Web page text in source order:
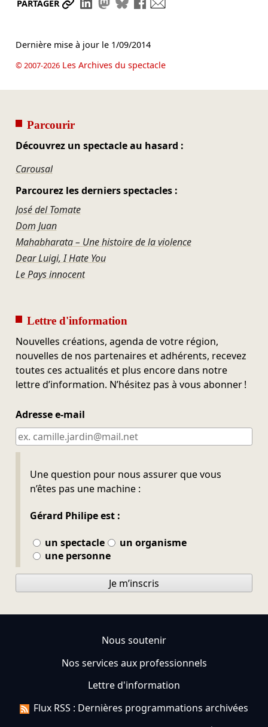
PARTAGER Partager le lien
Partager sur LinkedIn
Partager sur Mastodon
Partager sur Bluesky
Partager sur Facebook
Dernière mise à jour le 1/09/2014
© 2007-2026Les Archives du spectacle
Parcourir
Découvrez un spectacle au hasard :
Carousal
Parcourez les derniers spectacles :
José del Tomate
Dom Juan
Mahabharata – Une histoire de la violence
Dear Luigi, I Hate You
Le Pays innocent
Lettre d'information
Nouvelles créations, agenda de votre région,
nouvelles de nos partenaires et adhérents, recevez
toutes ces actualités et plus encore dans notre
lettre d’information. N’hésitez pas à vous abonner !
Adresse e-mail
Une question pour nous assurer que vous
n’êtes pas une machine :
Gérard Philipe est :
un spectacle
un organisme
une personne
Ne pas remplir
Je m’inscris
Nous soutenir
Nos services aux professionnels
Lettre d'information
Flux RSS : Dernières programmations archivées